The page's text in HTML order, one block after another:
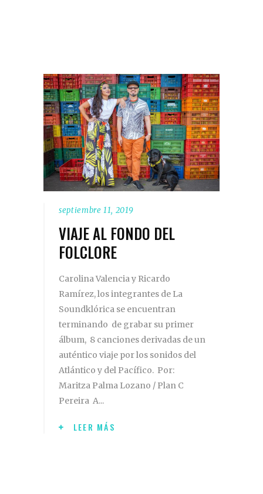
septiembre 11, 2019
VIAJE AL FONDO DEL
FOLCLORE
Carolina Valencia y Ricardo
Ramírez, los integrantes de La
Soundklórica se encuentran
terminando de grabar su primer
álbum, 8 canciones derivadas de un
auténtico viaje por los sonidos del
Atlántico y del Pacífico. Por:
Maritza Palma Lozano / Plan C
Pereira A
LEER MÁS